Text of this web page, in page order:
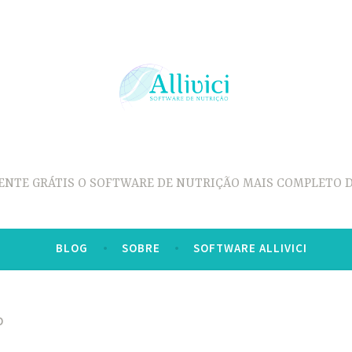
GRÁTIS O SOFTWARE DE NUTRIÇÃO MAIS COMPLETO
BLOG SOBRE SOFTWARE ALLIVICI